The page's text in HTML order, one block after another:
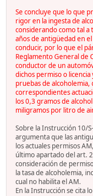
Se concluye que lo que
rigor en la ingesta de
considerando como tal a
años de antigüedad en
conducir, por lo que el
Reglamento General de
conductor de un
dichos permiso o
pruebas de alcoholemia,
correspondientes
los 0,3 gramos de
miligramos por litro de
Sobre la Instrucción 10/
argumenta que las
los actuales permisos
último apartado del art.
consideración de
la tasa de alcoholemia,
cual no habilita el AM.
En la Instrucción se cita